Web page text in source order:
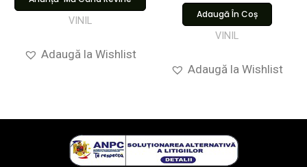
VINIL
Adaugă la Wishlist
Adaugă În Coș
VINIL
Adaugă la Wishlist